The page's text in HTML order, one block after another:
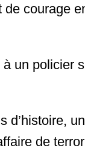
courage
un policier
d’histoire,
de